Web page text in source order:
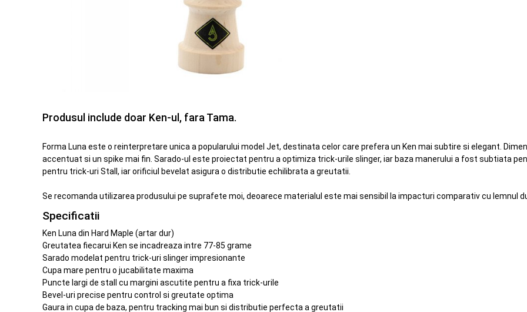
Produsul include doar Ken-ul, fara Tama.
Forma Luna este o reinterpretare unica a popularului model Jet, destinata celor care prefera un Ken mai subtire si elegant.
accentuat si un spike mai fin. Sarado-ul este proiectat pentru a optimiza trick-urile slinger, iar baza manerului a fost subtiata
pentru trick-uri Stall, iar orificiul bevelat asigura o distributie echilibrata a greutatii.
Se recomanda utilizarea produsului pe suprafete moi, deoarece materialul este mai sensibil la impacturi comparativ cu lemnul
Specificatii
Ken Luna din Hard Maple (artar dur)
Greutatea fiecarui Ken se incadreaza intre 77-85 grame
Sarado modelat pentru trick-uri slinger impresionante
Cupa mare pentru o jucabilitate maxima
Puncte largi de stall cu margini ascutite pentru a fixa trick-urile
Bevel-uri precise pentru control si greutate optima
Gaura in cupa de baza, pentru tracking mai bun si distributie perfecta a greutatii